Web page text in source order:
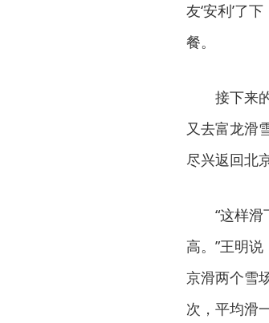
友‘安利’了
餐。
接下来的
又去富龙滑
尽兴返回北京
“这样滑下
高。”王明
京滑两个雪
次，平均滑